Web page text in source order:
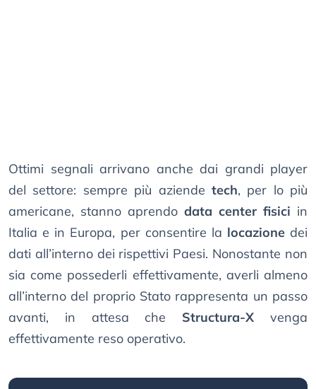
Ottimi segnali arrivano anche dai grandi player
del settore: sempre più aziende tech, per lo più
americane, stanno aprendo data center fisici in
Italia e in Europa, per consentire la locazionedei
dati all’interno dei rispettivi Paesi. Nonostante non
sia come possederli effettivamente, averli almeno
all’interno del proprio Stato rappresenta un passo
avanti, in attesa che Structura-X venga
effettivamente reso operativo.